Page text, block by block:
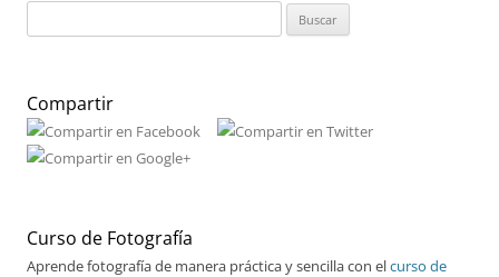
Compartir
Curso de Fotografía
Aprende fotografía de manera práctica y sencilla con elcurso de